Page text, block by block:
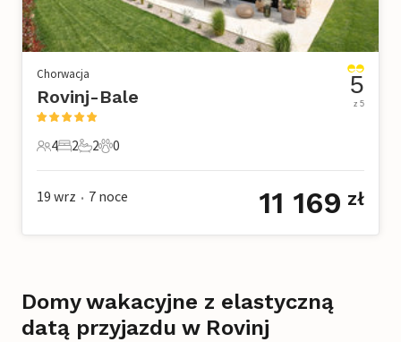
Chorwacja
Rovinj-Bale
4 Goście
4
2 Sypialnie
2
2 Łazienki
2
0 Zwierzęta domowe
0
5
z 5
19 wrz • 7 noce 11 169 zł
Domy wakacyjne z elastyczną
datą przyjazdu w Rovinj